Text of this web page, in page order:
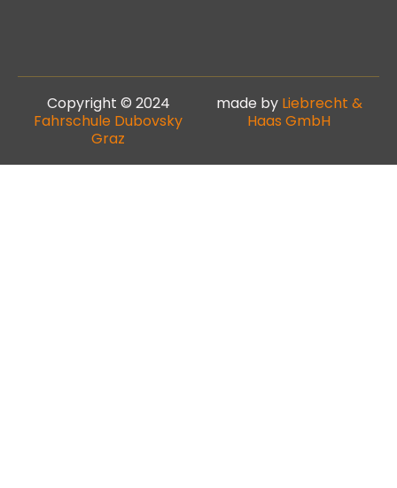
Copyright © 2024
Fahrschule Dubovsky
Graz
made by Liebrecht &
Haas GmbH